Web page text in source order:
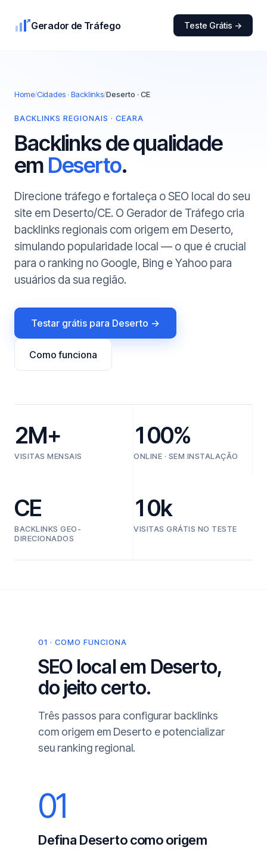
Gerador de Tráfego Teste Grátis →
Home/Cidades · Backlinks/Deserto · CE
BACKLINKS REGIONAIS · CEARA
Backlinks de qualidade
em Deserto.
Direcione tráfego e fortaleça o SEO local do seu
site em Deserto/CE. O Gerador de Tráfego cria
backlinks regionais com origem em Deserto,
simulando popularidade local — o que é crucial
para o ranking no Google, Bing e Yahoo para
usuários da sua região.
Testar grátis para Deserto →
Como funciona
2M+
VISITAS MENSAIS
100%
ONLINE · SEM INSTALAÇÃO
CE
BACKLINKS GEO-
DIRECIONADOS
10k
VISITAS GRÁTIS NO TESTE
01 · COMO FUNCIONA
SEO local em Deserto,
do jeito certo.
Três passos para configurar backlinks
com origem em Deserto e potencializar
seu ranking regional.
01
Defina Deserto como origem